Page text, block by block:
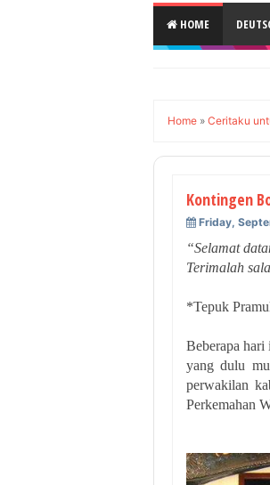
HOME
Home » Ceritaku
Kontingen
Friday,
“Selamat
Terimalah
*Tepuk
Beberapa hari
yang dulu
perwakilan
Perkemahan